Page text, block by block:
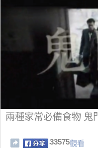
兩種家常必備食物 鬼
33575觀看